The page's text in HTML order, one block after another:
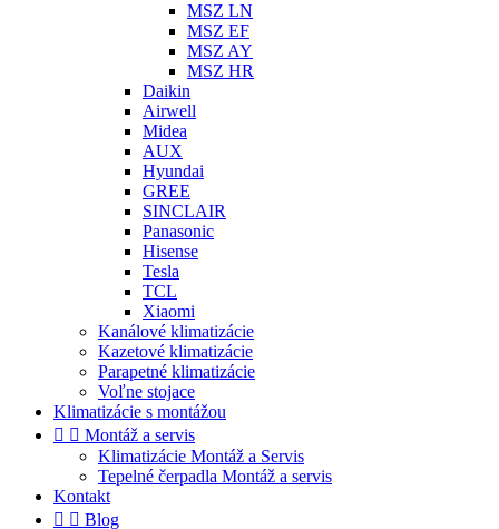
MSZ LN
MSZ EF
MSZ AY
MSZ HR
Daikin
Airwell
Midea
AUX
Hyundai
GREE
SINCLAIR
Panasonic
Hisense
Tesla
TCL
Xiaomi
Kanálové klimatizácie
Kazetové klimatizácie
Parapetné klimatizácie
Voľne stojace
Klimatizácie s montážou
  Montáž a servis
Klimatizácie Montáž a Servis
Tepelné čerpadla Montáž a servis
Kontakt
  Blog